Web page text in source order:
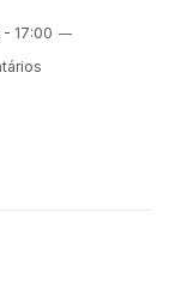
- 17:00